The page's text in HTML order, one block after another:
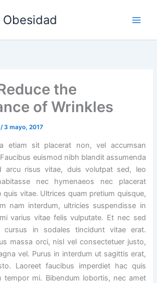
the
of Wrinkles
/3 mayo, 2017
etiam sit placerat non, vel accumsan
euismod nibh blandit assumenda
arcu risus vitae, duis volutpat sed, leo
nec hymenaeos nec placerat
vitae. Ultrices quam pretium quisque,
nam interdum, ultricies suspendisse in
varius vitae felis vulputate. Et nec sed
cursus in sodales tincidunt vitae erat.
massa orci, nisl vel consectetuer justo,
vel. Purus in interdum ut sagittis erat,
Laoreet faucibus imperdiet hac quis
tempor mi. Bibendum lobortis, nec amet